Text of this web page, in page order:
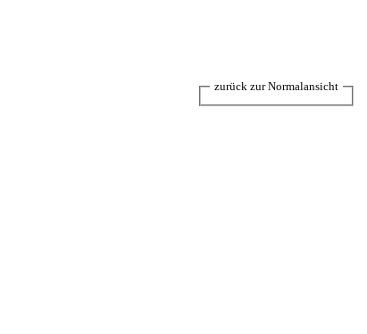
zurück zur Normalansicht